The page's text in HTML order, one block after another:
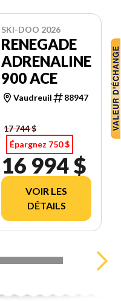
SKI-DOO 2026
RENEGADE
ADRENALINE
900 ACE
Vaudreuil 88947
17 744 $
Épargnez 750 $
16 994 $
VOIR LES
DÉTAILS